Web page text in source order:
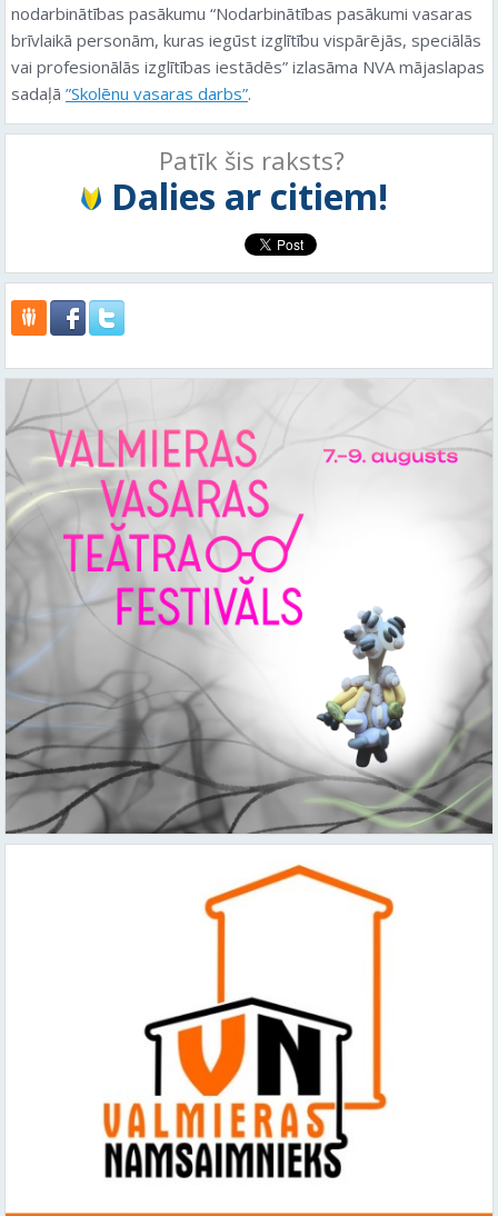
nodarbinātības pasākumu “Nodarbinātības pasākumi vasaras
brīvlaikā personām, kuras iegūst izglītību vispārējās, speciālās
vai profesionālās izglītības iestādēs” izlasāma NVA mājaslapas
sadaļā ”Skolēnu vasaras darbs”.
Patīk šis raksts?
Dalies ar citiem!